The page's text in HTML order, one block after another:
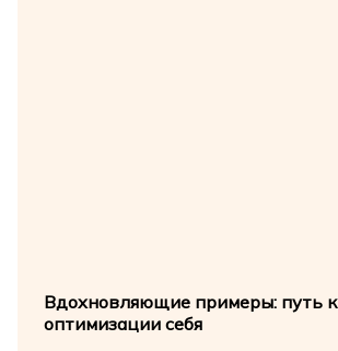
Вдохновляющие примеры: путь к
оптимизации себя